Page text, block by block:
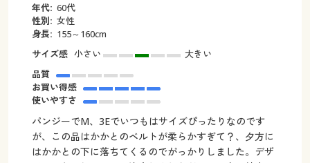
年代: 60代
性別: 女性
身長: 155～160cm
サイズ感 小さい
大きい
品質
お買い得感
使いやすさ
パンジーでM、3Eでいつもはサイズぴったりなのです
が、この品はかかとのベルトが柔らかすぎて？、夕方に
はかかとの下に落ちてくるのでがっかりしました。デザ